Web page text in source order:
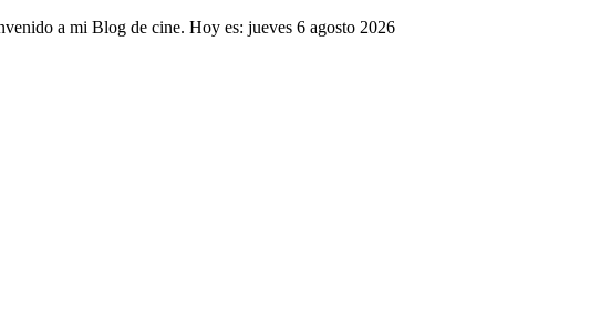
Saltar a mi Blog de cine. Hoy es: jueves 6 agosto 2026